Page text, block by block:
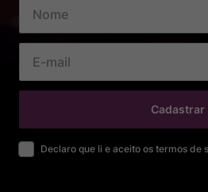
Cadastrar
Declaro que li e aceito os termos de